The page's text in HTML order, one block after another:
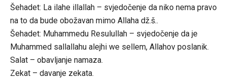
Šehadet: La ilahe illallah – svjedočenje da niko nema pravo
na to da bude obožavan mimo Allaha dž.š..
Šehadet: Muhammedu Resulullah – svjedočenje da je
Muhammed sallallahu alejhi we sellem, Allahov poslanik.
Salat – obavljanje namaza.
Zekat – davanje zekata.